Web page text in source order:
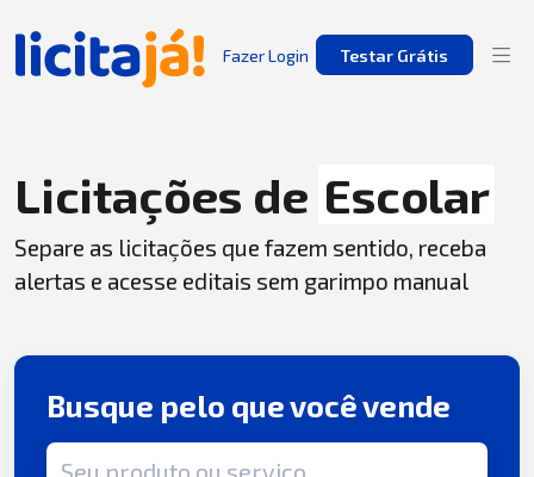
Fazer Login Testar Grátis
Licitações de Escolar
Separe as licitações que fazem sentido, receba
alertas e acesse editais sem garimpo manual
Busque pelo que você vende
Termo de busca